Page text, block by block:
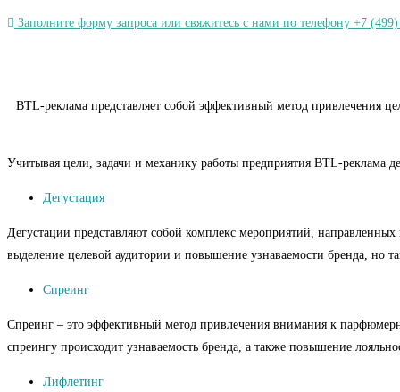
Заполните форму запроса или свяжитесь с нами по телефону +7
BTL-реклама представляет собой эффективный метод привлечения
Учитывая цели, задачи и механику работы предприятия BTL-реклама
Дегустация
Дегустации представляют собой комплекс мероприятий,
выделение целевой аудитории и повышение узнаваемости бренда, но
Спреинг
Спреинг – это эффективный метод привлечения внимания к
спреингу происходит узнаваемость бренда, а также повышение
Лифлетинг